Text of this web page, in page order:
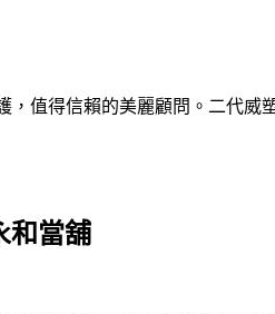
值得信賴的美麗顧問。二代
和當舖